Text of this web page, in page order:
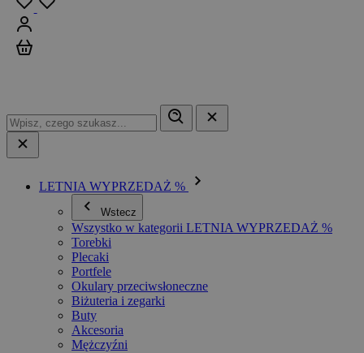
LETNIA WYPRZEDAŻ %
Wstecz
Wszystko w kategorii LETNIA WYPRZEDAŻ %
Torebki
Plecaki
Portfele
Okulary przeciwsłoneczne
Biżuteria i zegarki
Buty
Akcesoria
Mężczyźni